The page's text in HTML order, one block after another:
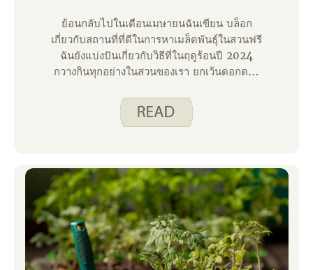
ย้อนกลับไปในเดือนเมษายนฉันเขียน บล็อก
เกี่ยวกับสถานที่ที่ดีในการหาเมล็ดพันธุ์ในสวนฟรี
ฉันยังแบ่งปันเกี่ยวกับวิธีที่ในฤดูร้อนปี 2024
กวางกินทุกอย่างในสวนของเรา ยกเว้นดอกดาว
อย่างในสวนของเราและเรารู้สึกประสบความ
สําเร็จ เราใช้สเปรย์ไล่กวางรอบด้านนอกสวนของ